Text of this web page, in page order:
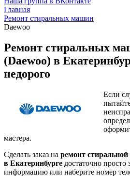
Главная
Ремонт стиральных машин
Daewoo
Ремонт стиральных
(Daewoo) в
недорого
Если
мастера.
Сделать заказ на ремонт
в Екатеринбурге достаточно
информацию или наберите номер